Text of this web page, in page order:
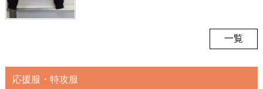
一覧
応援服・特攻服